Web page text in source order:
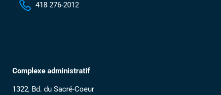
418 276-2012
Complexe administratif
1322, Bd. du Sacré-Coeur